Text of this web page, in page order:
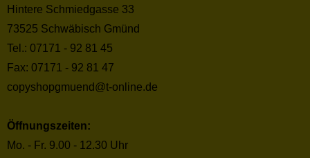
Hintere Schmiedgasse 33
73525 Schwäbisch Gmünd
Tel.: 07171 - 92 81 45
Fax: 07171 - 92 81 47
copyshopgmuend@t-online.de
Öffnungszeiten:
Mo. - Fr. 9.00 - 12.30 Uhr